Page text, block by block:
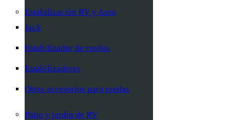
Estabilización RV y Auto
Jack
Estabilizador de ruedas
Estabilizadores
Otros accesorios para ruedas
Patio y jardín de RV